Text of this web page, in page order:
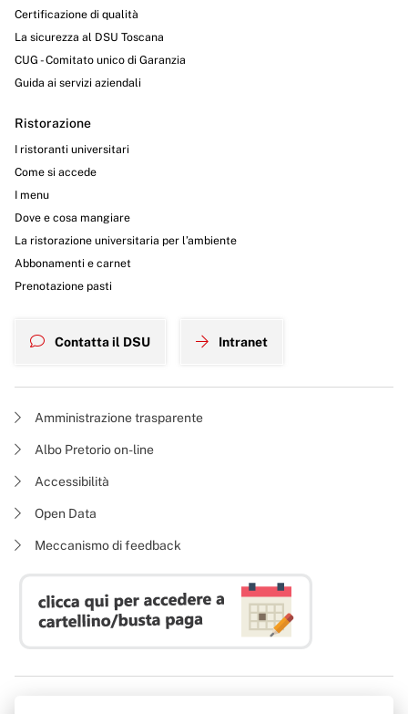
Certificazione di qualità
La sicurezza al DSU Toscana
CUG - Comitato unico di Garanzia
Guida ai servizi aziendali
Ristorazione
I ristoranti universitari
Come si accede
I menu
Dove e cosa mangiare
La ristorazione universitaria per l’ambiente
Abbonamenti e carnet
Prenotazione pasti
Contatta il DSU Intranet
Amministrazione trasparente
Albo Pretorio on-line
Accessibilità
Open Data
Meccanismo di feedback